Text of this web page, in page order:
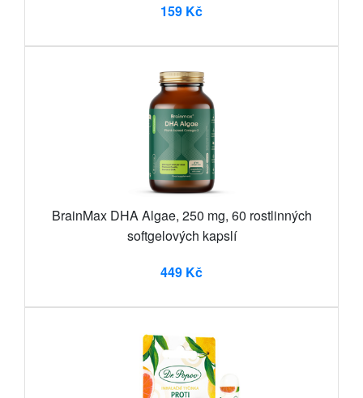
159 Kč
BrainMax DHA Algae, 250 mg, 60 rostlinných
softgelových kapslí
449 Kč